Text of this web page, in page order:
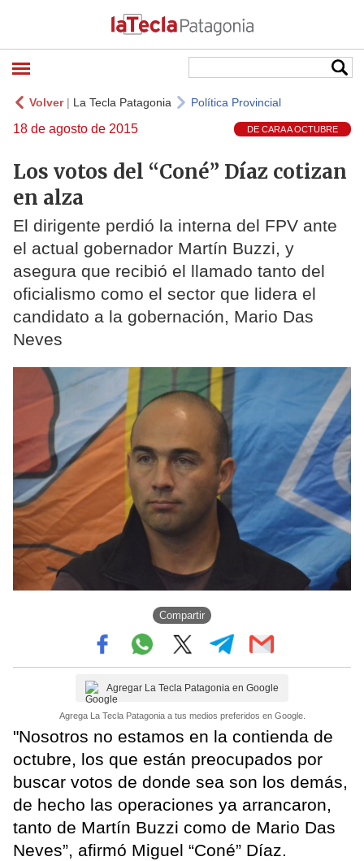
Volver| La Tecla Patagonia Política Provincial
18 de agosto de 2015 DE CARA A OCTUBRE
Los votos del “Coné” Díaz cotizan
en alza
El dirigente perdió la interna del FPV ante
el actual gobernador Martín Buzzi, y
asegura que recibió el llamado tanto del
oficialismo como el sector que lidera el
candidato a la gobernación, Mario Das
Neves
Compartir
Agregar La Tecla Patagonia en Google
Agrega La Tecla Patagonia a tus medios preferidos en Google.
"Nosotros no estamos en la contienda de
octubre, los que están preocupados por
buscar votos de donde sea son los demás,
de hecho las operaciones ya arrancaron,
tanto de Martín Buzzi como de Mario Das
Neves”, afirmó Miguel “Coné” Díaz.